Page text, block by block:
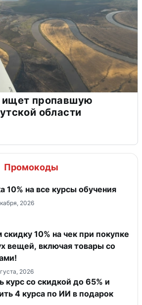
пропавшую
области
Промокоды
10% на все курсы обучения
2026
10% на чек при покупке
вещей, включая товары со
2026
курс со скидкой до 65% и
4 курса по ИИ в подарок